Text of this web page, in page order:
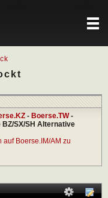
- Boerse.TW-
SX/SH Alternative
Boerse.IM/AM zu